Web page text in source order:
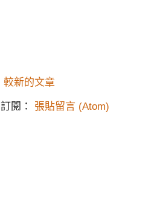
較新的文章
訂閱： 張貼留言 (Atom)